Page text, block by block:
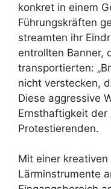
konkret in einem
Führungskräften
streamten ihr
entrollten Banner,
transportierten:
nicht verstecken,
Diese aggressive
Ernsthaftigkeit der
Protestierenden.
Mit einer
Lärminstrumente